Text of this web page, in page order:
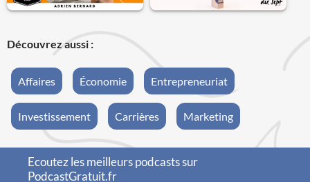
Découvrez aussi :
Affaires Économie Entrepreneuriat
Investissement Carrières Marketing
Ecoutez les meilleurs podcasts sur
PodcastGratuit.fr